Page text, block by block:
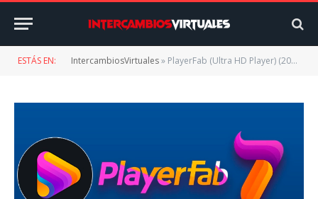
ESTÁS EN: IntercambiosVirtuales» PlayerFab (Ultra HD Player) (2023) v7.0.4.1, Reproductor de video 4K Ultra HD